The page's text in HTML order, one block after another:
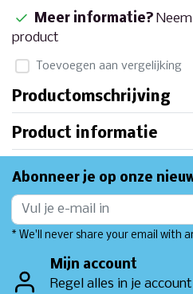
Meer informatie?
product
Toevoegen aan vergelijking
Productomschrijving
Product informatie
Abonneer je op onze
* We'll never share your email with
Mijn account
Regel alles in je